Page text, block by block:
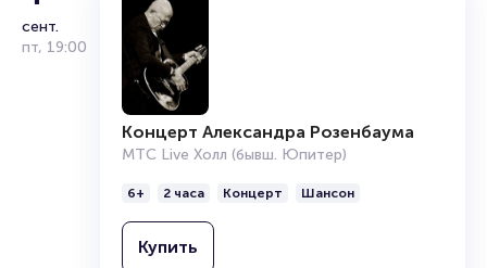
сент.
пт, 19:00
Концерт Александра Розенбаума
МТС Live Холл (бывш. Юпитер)
6+ 2 часа Концерт Шансон
Купить